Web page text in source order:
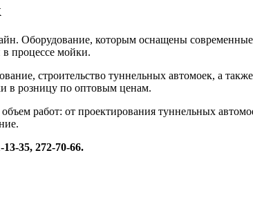
Оборудование, которым оснащены
процессе мойки.
строительство туннельных автомоек, а
в розницу по оптовым ценам.
объем работ: от проектирования туннельных
35, 272-70-66.